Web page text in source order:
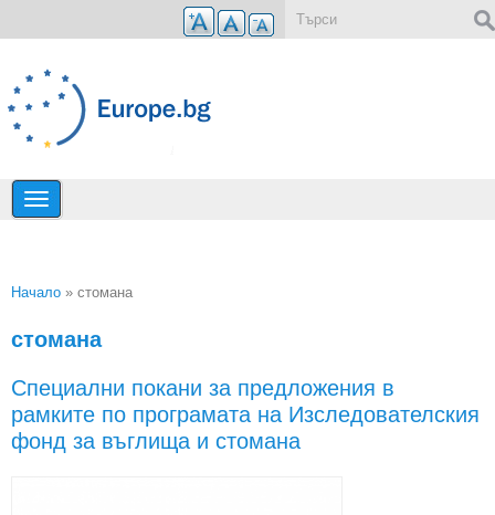
Премини към основното съдържание
Начало » стомана
стомана
Специални покани за предложения в
рамките по програмата на Изследователския
фонд за въглища и стомана